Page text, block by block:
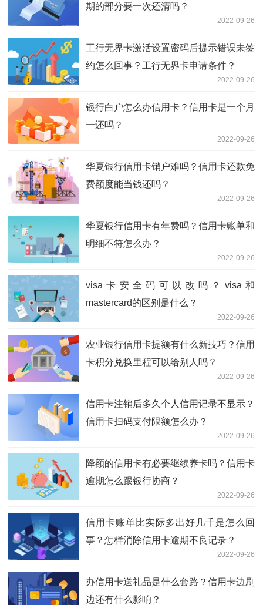
期的部分要一次还清吗？
2022-09-26
工行无界卡激活设置密码后提示错误未签
约怎么回事？工行无界卡申请条件？
2022-09-26
银行白户怎么办信用卡？信用卡是一个月
一还吗？
2022-09-26
华夏银行信用卡销户难吗？信用卡还款免
费额度能当钱还吗？
2022-09-26
华夏银行信用卡有年费吗？信用卡账单和
明细不符怎么办？
2022-09-26
visa卡安全码可以改吗？visa和
mastercard的区别是什么？
2022-09-26
农业银行信用卡提额有什么新技巧？信用
卡积分兑换里程可以给别人吗？
2022-09-26
信用卡注销后多久个人信用记录不显示？
信用卡扫码支付限额怎么办？
2022-09-26
降额的信用卡有必要继续养卡吗？信用卡
逾期怎么跟银行协商？
2022-09-26
信用卡账单比实际多出好几千是怎么回
事？怎样消除信用卡逾期不良记录？
2022-09-26
办信用卡送礼品是什么套路？信用卡边刷
边还有什么影响？